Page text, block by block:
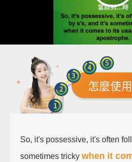
怎麼使
So, it's possessive, it's often
sometimes tricky when it